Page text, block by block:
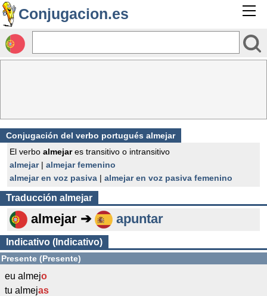
Conjugacion.es
Conjugación del verbo portugués almejar
El verbo almejares transitivo o intransitivo
almejar| almejar femenino
almejar en voz pasiva | almejar en voz pasiva femenino
Traducción almejar
almejar ➔ apuntar
Indicativo (Indicativo)
Presente (Presente)
eu almejo
tu almejas